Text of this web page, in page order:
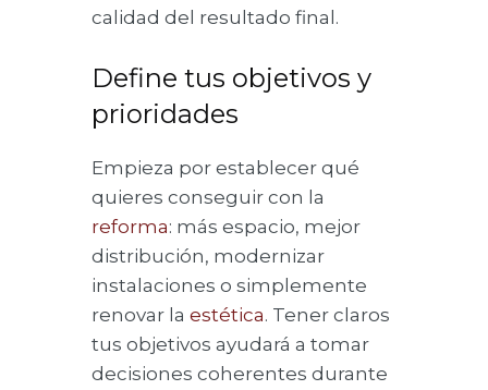
calidad del resultado final.
Define tus objetivos y
prioridades
Empieza por establecer qué
quieres conseguir con la
reforma: más espacio, mejor
distribución, modernizar
instalaciones o simplemente
renovar la estética. Tener claros
tus objetivos ayudará a tomar
decisiones coherentes durante